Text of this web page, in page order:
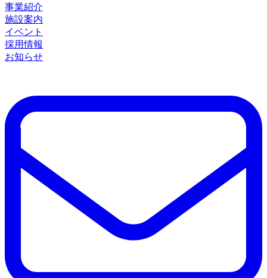
事業紹介
施設案内
イベント
採用情報
お知らせ